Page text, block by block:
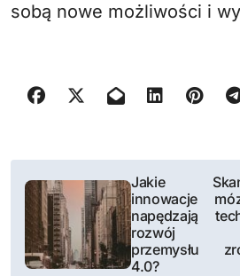
sobą nowe możliwości i
N
w
Jakie
innowacje
napędzają
rozwój
przemysłu
4.0?